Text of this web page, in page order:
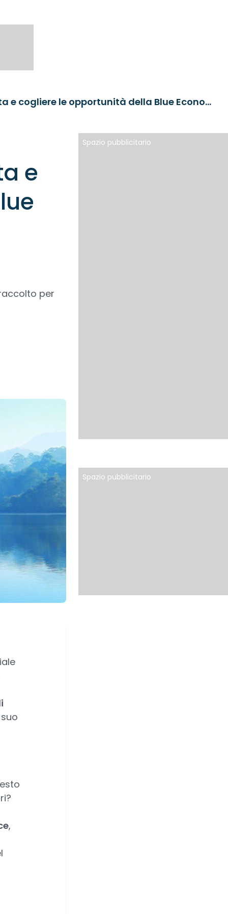
Preservare la salute del pianeta e cogliere le opportunità della Blue Economy: perché investire nell’acqua conviene
e
per
,
Spazio pubblicitario
Spazio pubblicitario